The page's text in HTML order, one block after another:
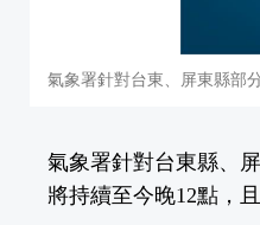
氣象署針對台東、屏東縣部
氣象署針對台東縣、
將持續至今晚12點，